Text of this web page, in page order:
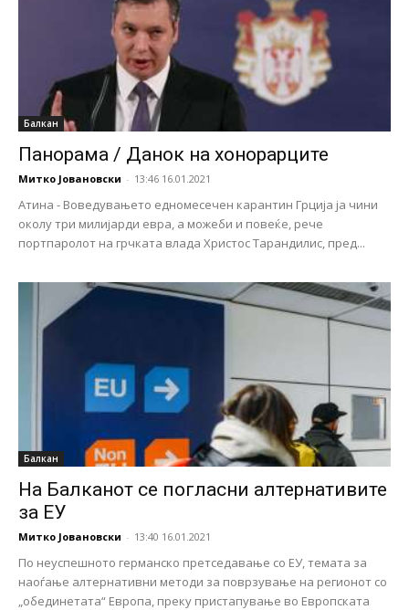
Балкан
Панорама / Данок на хонорарците
Митко Јовановски - 13:46 16.01.2021
Атина - Воведувањето едномесечен карантин Грција ја чини
околу три милијарди евра, а можеби и повеќе, рече
портпаролот на грчката влада Христос Тарандилис, пред...
Балкан
На Балканот се погласни алтернативите
за ЕУ
Митко Јовановски - 13:40 16.01.2021
По неуспешното германско претседавање со ЕУ, темата за
наоѓање алтернативни методи за поврзување на регионот со
„обединетата“ Европа, преку пристапување во Европската